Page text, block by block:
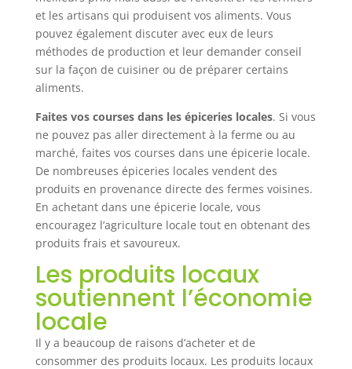
et les artisans qui produisent vos aliments. Vous
pouvez également discuter avec eux de leurs
méthodes de production et leur demander conseil
sur la façon de cuisiner ou de préparer certains
aliments.
Faites vos courses dans les épiceries locales. Si vous
ne pouvez pas aller directement à la ferme ou au
marché, faites vos courses dans une épicerie locale.
De nombreuses épiceries locales vendent des
produits en provenance directe des fermes voisines.
En achetant dans une épicerie locale, vous
encouragez l’agriculture locale tout en obtenant des
produits frais et savoureux.
Les produits locaux
soutiennent l’économie
locale
Il y a beaucoup de raisons d’acheter et de
consommer des produits locaux. Les produits locaux